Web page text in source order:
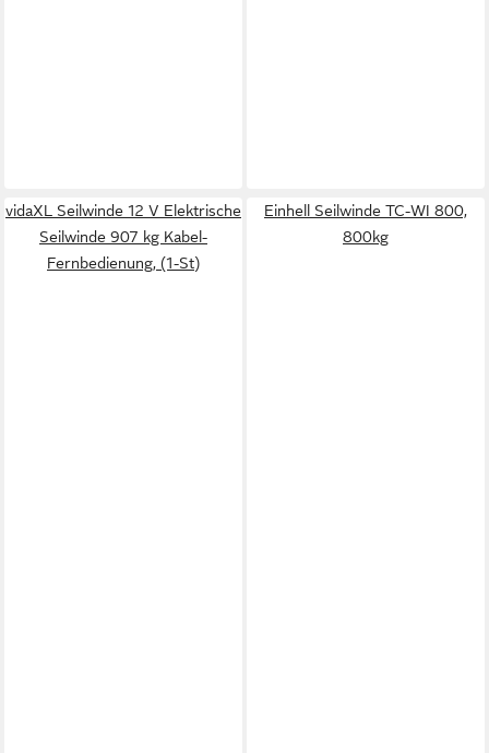
vidaXL Seilwinde 12 V Elektrische
Seilwinde 907 kg Kabel-
Fernbedienung, (1-St)
Einhell Seilwinde TC-WI 800,
800kg